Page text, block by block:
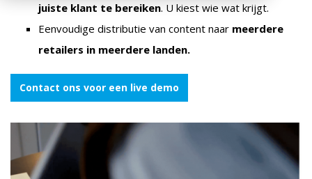
juiste klant te bereiken. U kiest wie wat krijgt.
Eenvoudige distributie van content naar meerdere
retailers in meerdere landen.
Contact ons voor een live demo